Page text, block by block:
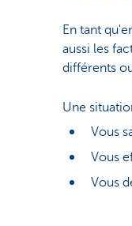
En tant
aussi les
différents
Une
Vous
Vous
Vous